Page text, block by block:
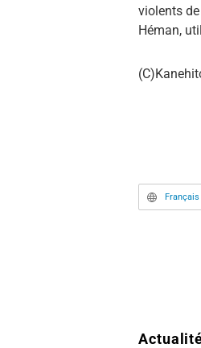
violents
Héman,
Français